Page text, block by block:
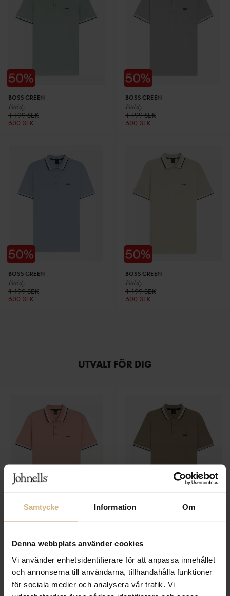
Samtycke Information Om
Denna webbplats använder cookies
Vi använder enhetsidentifierare för att anpassa innehållet
och annonserna till användarna, tillhandahålla funktioner
för sociala medier och analysera vår trafik. Vi
Paddy
BOSS GREEN
1 199 SEK
600 SEK
Paddy
BOSS GREEN
1 199 SEK
600 SEK
Paddy
BOSS GREEN
1 199 SEK
600 SEK
Paddy
BOSS GREEN
1 199 SEK
600 SEK
UTVALT FÖR DIG
BOSS GREEN
1 199 SEK
600 SEK
1 199 SEK
600 SEK